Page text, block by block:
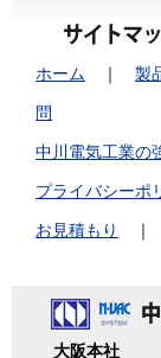
ホーム ｜ 製
問
中川電気工業の
プライバシーポ
お見積もり ｜
大阪本社